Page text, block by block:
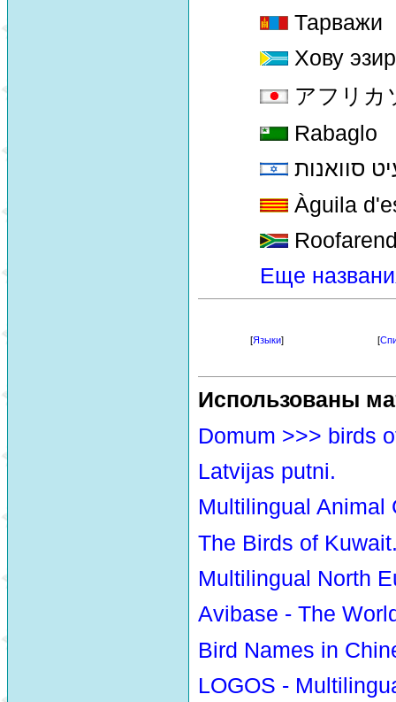
Тарважи
Хову
アフリカ
Rabaglo
סוואנות
Àguila
Еще
[Языки] [
Использованы
Domum >>> birds
Latvijas putni.
Multilingual Animal
The Birds of
Multilingual North
Avibase - The
Bird Names in
LOGOS -